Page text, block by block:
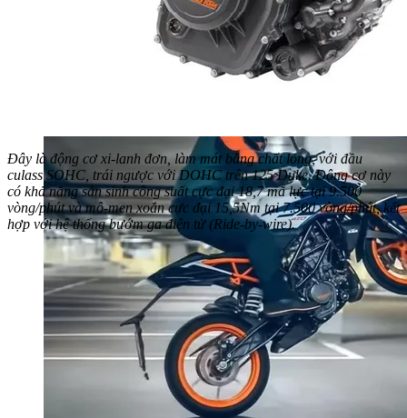
Đây là động cơ xi-lanh đơn, làm mát bằng chất lỏng, với đầu
culass SOHC, trái ngược với DOHC trên 125 Duke. Động cơ này
có khả năng sản sinh công suất cực đại 18,7 mã lực tại 9.500
vòng/phút và mô-men xoắn cực đại 15,5Nm tại 7.500 vòng/phút, kết
hợp với hệ thống bướm ga điện tử (Ride-by-wire).